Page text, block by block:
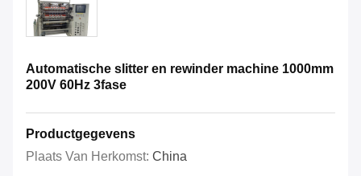
Automatische slitter en rewinder machine 1000mm
200V 60Hz 3fase
Productgegevens
Plaats Van Herkomst: China